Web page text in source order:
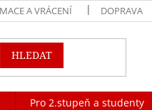
A VRÁCENÍ DOPRAVA
HLEDAT
Pro 2.stupeň a studenty